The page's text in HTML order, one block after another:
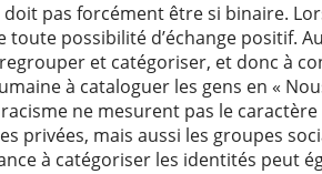
pas forcément être si binaire.
possibilité d’échange positif.
et catégoriser, et donc à
à cataloguer les gens en «
ne mesurent pas le
privées, mais aussi les groupes
à catégoriser les identités peut